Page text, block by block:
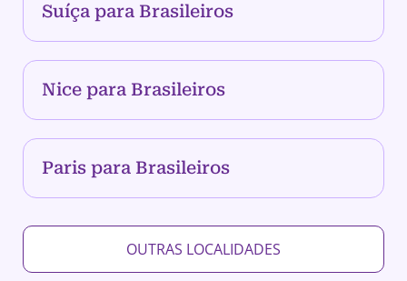
Suíça para Brasileiros
Nice para Brasileiros
Paris para Brasileiros
OUTRAS LOCALIDADES